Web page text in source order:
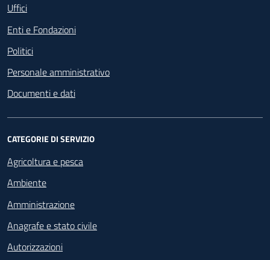
Uffici
Enti e Fondazioni
Politici
Personale amministrativo
Documenti e dati
CATEGORIE DI SERVIZIO
Agricoltura e pesca
Ambiente
Amministrazione
Anagrafe e stato civile
Autorizzazioni